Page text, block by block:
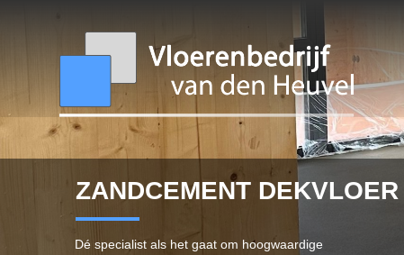
ZANDCEMENT DEKVLOER
Dé specialist als het gaat om hoogwaardige